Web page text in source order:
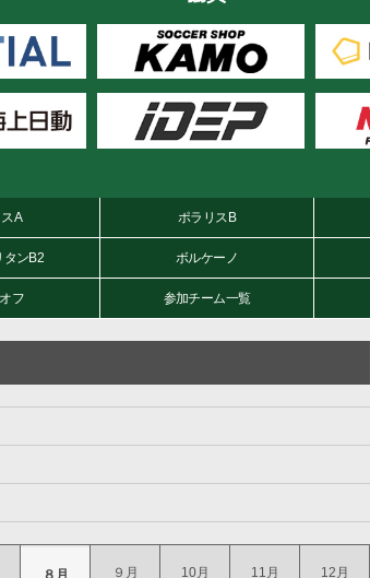
A ポラリスB
タンB2 ボルケーノ
フ 参加チーム一覧
８月 ９月 10月 11月 12月